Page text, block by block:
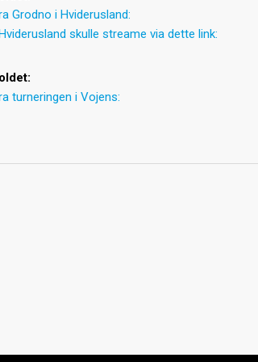
Grodno i Hviderusland:
skulle streame via dette link:
turneringen i Vojens: